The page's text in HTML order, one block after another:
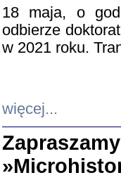
18 maja, o
odbierze
w 2021 roku.
więcej...